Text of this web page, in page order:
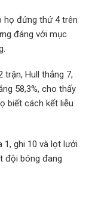
họ đứng thứ 4 trên
đáng với mục
trận, Hull thắng 7,
58,3%, cho thấy
biết cách kết liễu
1, ghi 10 và lọt lưới
đội bóng đang